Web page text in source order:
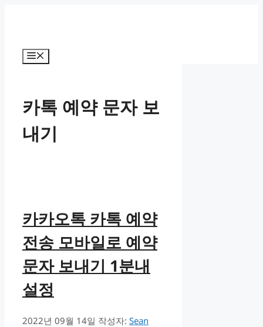
카톡 예약 문자 보
내기
카카오톡 카톡 예약
전송 모바일로 예약
문자 보내기 1분내
설정
2022년 09월 14일 작성자: Sean